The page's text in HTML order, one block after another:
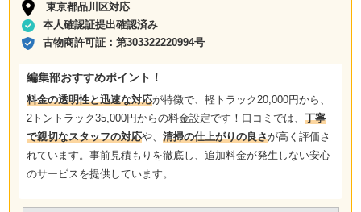
東京都品川区対応
本人確認証提出確認済み
古物商許可証：第303322220994号
編集部おすすめポイント！
料金の透明性と迅速な対応が特徴で、軽トラック20,000円から、
2トントラック35,000円からの料金設定です！口コミでは、 丁寧
で親切なスタッフの対応や、 清掃の仕上がりの良さが高く評価さ
れています。事前見積もりを徹底し、追加料金が発生しない安心
のサービスを提供しています。